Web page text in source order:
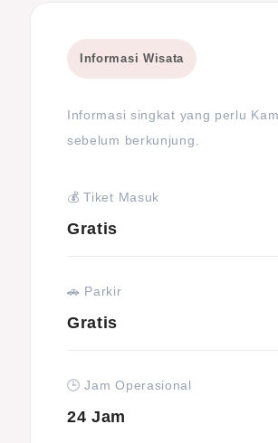
Informasi Wisata
Informasi singkat yang perlu
sebelum berkunjung.
💰 Tiket Masuk
Gratis
🚗 Parkir
Gratis
🕒 Jam Operasional
24 Jam